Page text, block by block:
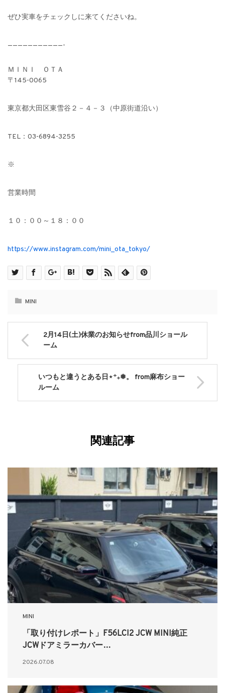
ぜひ実車をチェックしに来てくださいね。
———————————-
ＭＩＮＩ ＯＴＡ
〒145-0065
東京都大田区東雪谷２－４－３（中原街道沿い）
TEL：03-6894-3255
※
営業時間
１０：００～１８：００
https://www.instagram.com/mini_ota_tokyo/
MINI
2月14日(土)休業のお知らせfrom品川ショール
ーム
いつもと違うとある日⋆⁺₊❅。 from麻布ショー
ルーム
関連記事
MINI
「取り付けレポート」F56LCI2 JCW MINI純正
JCWドアミラーカバー…
2026.07.08